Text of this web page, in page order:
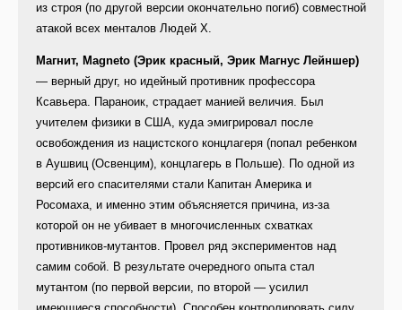
из строя (по другой версии окончательно погиб) совместной
атакой всех менталов Людей Х.
Магнит, Magneto (Эрик красный, Эрик Магнус Лейншер)
— верный друг, но идейный противник профессора
Ксавьера. Параноик, страдает манией величия. Был
учителем физики в США, куда эмигрировал после
освобождения из нацистского концлагеря (попал ребенком
в Аушвиц (Освенцим), концлагерь в Польше). По одной из
версий его спасителями стали Капитан Америка и
Росомаха, и именно этим объясняется причина, из-за
которой он не убивает в многочисленных схватках
противников-мутантов. Провел ряд экспериментов над
самим собой. В результате очередного опыта стал
мутантом (по первой версии, по второй — усилил